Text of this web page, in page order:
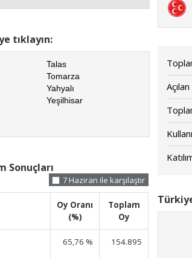
tıklayın:
Talas
Tomarza
Yahyalı
Yeşilhisar
Sonuçları
7 Haziran ile karşılaştır
Oy Oranı
(%)
Toplam
Oy
65,76 % 154.895
Açılan